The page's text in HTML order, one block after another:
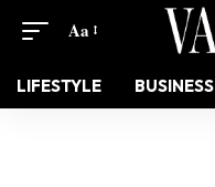
Aa
LIFESTYLE BUSINESS